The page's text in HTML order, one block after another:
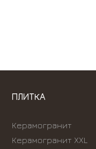
ПЛИТКА
Керамогранит
Керамогранит XXL